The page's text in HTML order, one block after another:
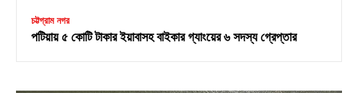
চট্টগ্রাম নগর
পটিয়ায় ৫ কোটি টাকার ইয়াবাসহ বাইকার গ্যাংয়ের ৬ সদস্য গ্রেপ্তার